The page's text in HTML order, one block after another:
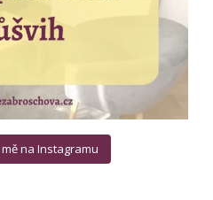
na Instagramu